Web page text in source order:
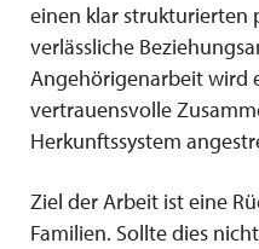
einen klar strukturierten
verlässliche
Angehörigenarbeit wird
vertrauensvolle
Herkunftssystem
Ziel der Arbeit ist eine
Familien. Sollte dies